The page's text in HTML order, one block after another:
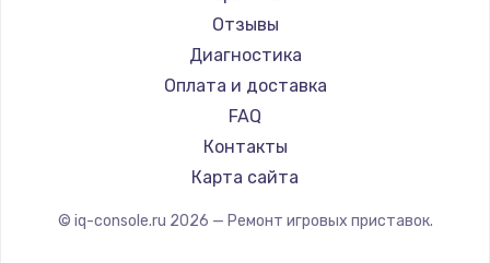
Заказать
Замена регулятора режимов конфорки
900 руб.
Заказать
Замена сенсорного датчика
1300 руб.
Отзывы
Диагностика
Оплата и доставка
FAQ
Контакты
Карта сайта
© iq-console.ru 2026 — Ремонт игровых приставок.